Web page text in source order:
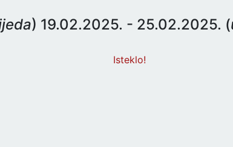
) 19.02.2025. - 25.02.2025. (
Isteklo!